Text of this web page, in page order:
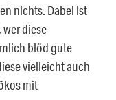
nichts. Dabei ist
diese
blöd gute
vielleicht auch
mit